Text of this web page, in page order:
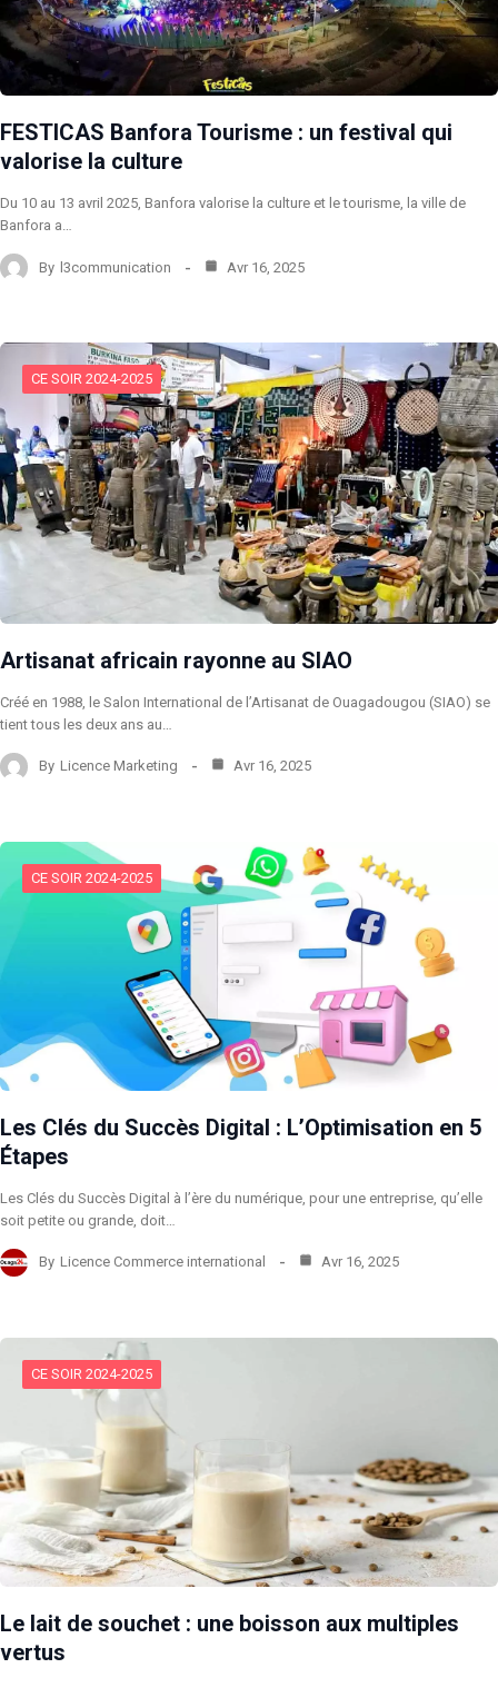
FESTICAS Banfora Tourisme : un festival qui
valorise la culture
Du 10 au 13 avril 2025, Banfora valorise la culture et le tourisme, la ville de
Banfora a…
By l3communication Avr 16, 2025
CE SOIR 2024-2025
Artisanat africain rayonne au SIAO
Créé en 1988, le Salon International de l’Artisanat de Ouagadougou (SIAO) se
tient tous les deux ans au…
By Licence Marketing Avr 16, 2025
CE SOIR 2024-2025
Les Clés du Succès Digital : L’Optimisation en 5
Étapes
Les Clés du Succès Digital à l’ère du numérique, pour une entreprise, qu’elle
soit petite ou grande, doit…
By Licence Commerce international Avr 16, 2025
CE SOIR 2024-2025
Le lait de souchet : une boisson aux multiples
vertus